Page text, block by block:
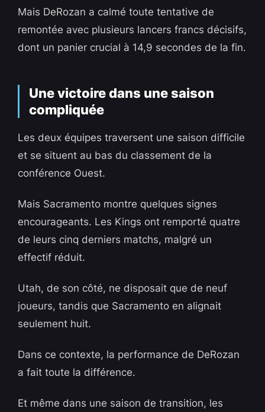
Mais DeRozan a calmé toute tentative de
remontée avec plusieurs lancers francs décisifs,
dont un panier crucial à 14,9 secondes de la fin.
Une victoire dans une saison
compliquée
Les deux équipes traversent une saison difficile
et se situent au bas du classement de la
conférence Ouest.
Mais Sacramento montre quelques signes
encourageants. Les Kings ont remporté quatre
de leurs cinq derniers matchs, malgré un
effectif réduit.
Utah, de son côté, ne disposait que de neuf
joueurs, tandis que Sacramento en alignait
seulement huit.
Dans ce contexte, la performance de DeRozan
a fait toute la différence.
Et même dans une saison de transition, les